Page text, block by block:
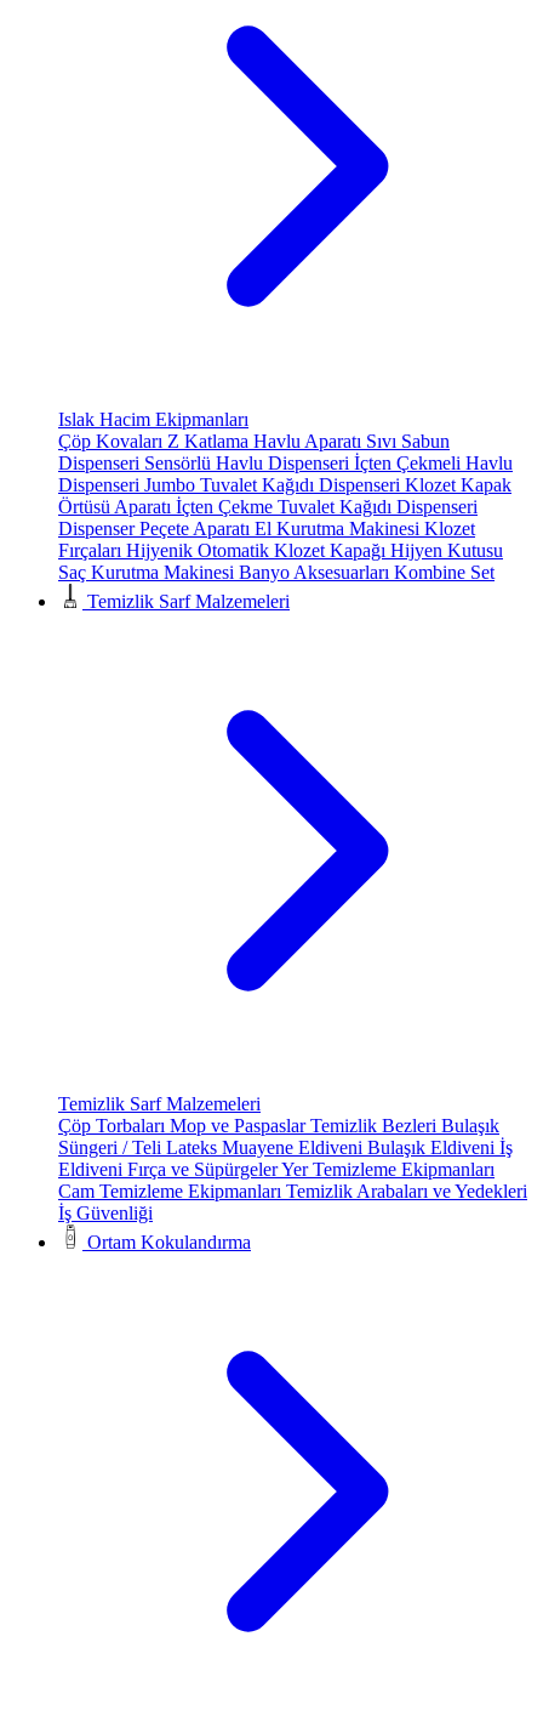
Islak Hacim Ekipmanları
Çöp Kovaları Z Katlama Havlu Aparatı Sıvı Sabun
Dispenseri Sensörlü Havlu Dispenseri İçten Çekmeli Havlu
Dispenseri Jumbo Tuvalet Kağıdı Dispenseri Klozet Kapak
Örtüsü Aparatı İçten Çekme Tuvalet Kağıdı Dispenseri
Dispenser Peçete Aparatı El Kurutma Makinesi Klozet
Fırçaları Hijyenik Otomatik Klozet Kapağı Hijyen Kutusu
Saç Kurutma Makinesi Banyo Aksesuarları Kombine Set
Temizlik Sarf Malzemeleri
Temizlik Sarf Malzemeleri
Çöp Torbaları Mop ve PaspaslarTemizlik Bezleri Bulaşık
Süngeri / Teli Lateks Muayene Eldiveni Bulaşık Eldiveni İş
Eldiveni Fırça ve SüpürgelerYer Temizleme Ekipmanları
Cam Temizleme Ekipmanları Temizlik Arabaları ve Yedekleri
İş Güvenliği
Ortam Kokulandırma